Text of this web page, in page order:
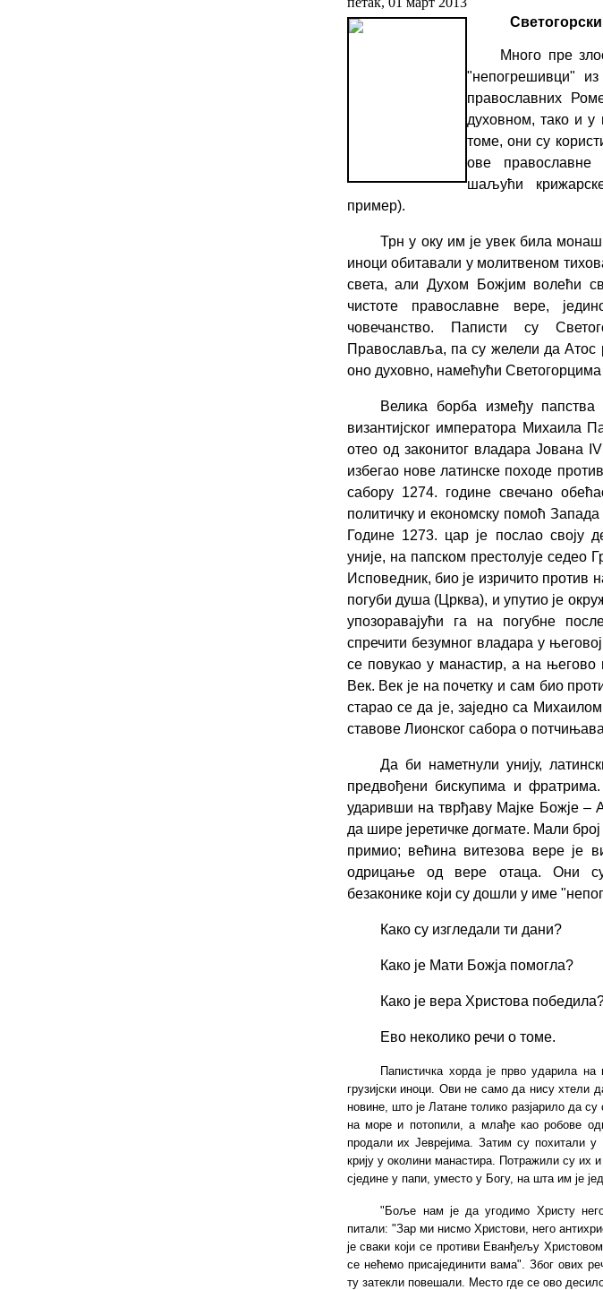
Много пре
"непогрешивци"
православних
духовном, тако и у
томе, они су
ове православне
шаљући
пример).
Трн у оку им је увек била
иноци обитавали у молитвеном
света, али Духом Божјим волећи
чистоте православне вере,
човечанство. Паписти су
Православља, па су желели да
оно духовно, намећући Светогорцима
Велика борба између
византијског императора Михаила
отео од законитог владара Јована
IV
избегао нове латинске походе
сабору 1274. године свечано
политичку и економску помоћ
Године1273. цар је послао своју
уније, на папском престолује седео
Исповедник, био је изричито против
погуби душа (Црква), и упутио је
упозоравајући га на погубне
спречити безумног владара у
се повукао у манастир, а на
Век. Век је на почетку и сам био
старао се да је, заједно са
ставове Лионског сабора о
Да би наметнули унију,
предвођени бискупима и
ударивши на тврђаву Мајке Божје–
да шире јеретичке догмате. Мали
примио; већина витезова вере је
одрицање од вере отаца. Они
безаконике који су дошли у име
Како су изгледали ти дани?
Како је Мати Божја помогла?
Како је вера Христова
Ево неколико речи о томе.
Папистичка хорда је прво ударила
грузијски иноци. Ови не само да нису хтели
новине, што је Латане толико разјарило да
на море и потопили, а млађе као робове
продали их Јеврејима. Затим су похитали
крију у околини манастира. Потражили су
сједине у папи, уместо у Богу, на шта им је
"Боље нам је да угодимо Христу
питали: "Зар ми нисмо Христови, него
је сваки који се противи Еванђељу
се нећемо присајединити вама". Због ових
ту затекли повешали. Место где се ово